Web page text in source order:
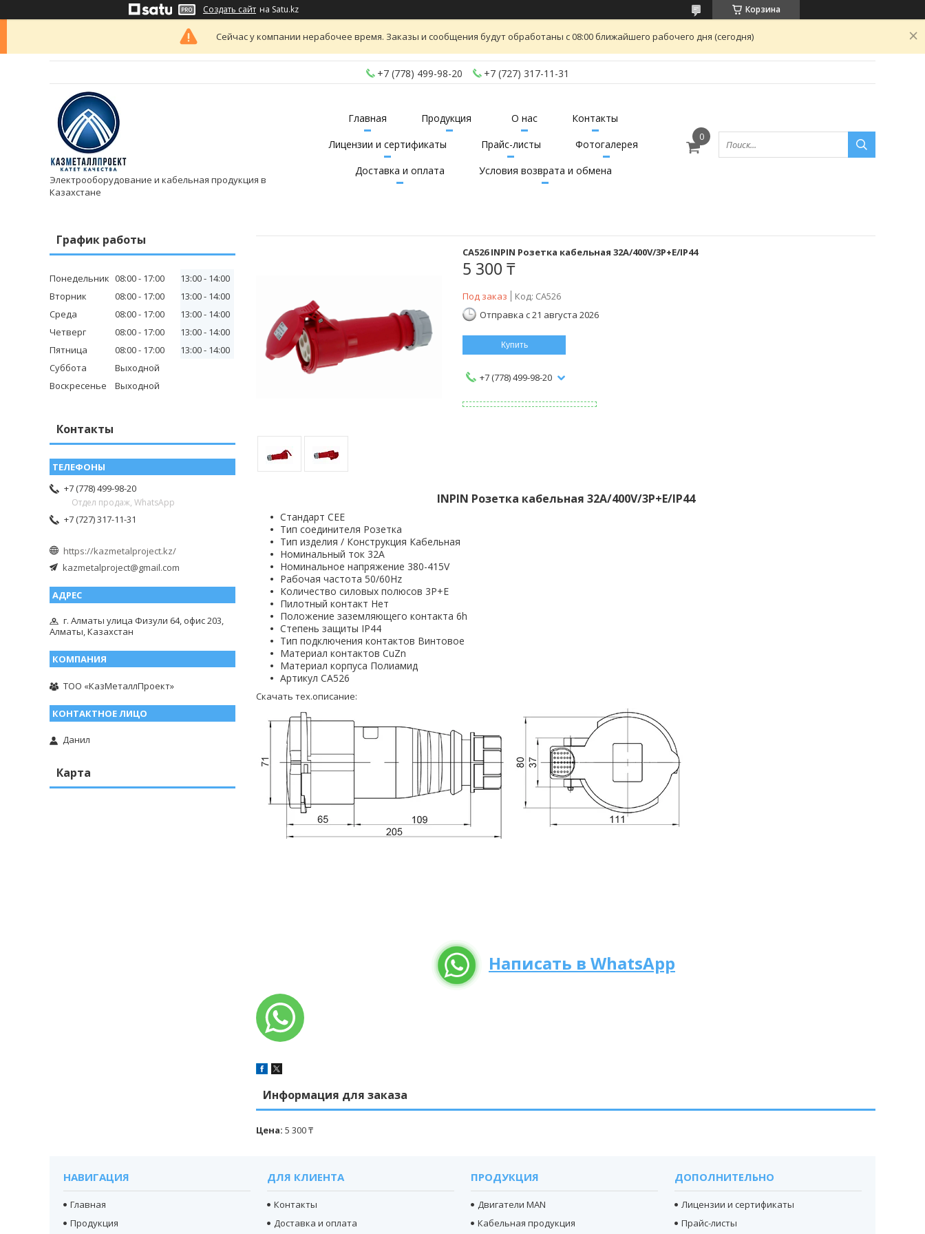
Создать сайт на Satu.kz Корзина
Сейчас у компании нерабочее время. Заказы и сообщения будут обработаны с 08:00 ближайшего рабочего дня (сегодня)
+7 (778) 499-98-20 +7 (727) 317-11-31
Электрооборудование и кабельная продукция в
Казахстане
Главная Продукция О нас
Контакты
Лицензии и сертификаты
Прайс-листы
Фотогалерея
Доставка и оплата
Условия возврата и обмена
CA526 INPIN Розетка кабельная 32A/400V/3P+E/IP44
5 300 ₸
Под заказ Код: CA526
Отправка с 21 августа 2026
Купить
+7 (778) 499-98-20
INPIN Розетка кабельная 32A/400V/3P+E/IP44
Стандарт CEE
Тип соединителя Розетка
Тип изделия / Конструкция Кабельная
Номинальный ток 32A
Номинальное напряжение 380-415V
Рабочая частота 50/60Hz
Количество силовых полюсов 3P+E
Пилотный контакт Нет
Положение заземляющего контакта 6h
Степень защиты IP44
Тип подключения контактов Винтовое
Материал контактов CuZn
Материал корпуса Полиамид
Артикул CA526
Скачать тех.описание:
Написать в WhatsApp
Информация для заказа
Цена: 5 300 ₸
График работы
Понедельник 08:00 17:00 13:00
14:00
Вторник
08:00 17:00 13:00
14:00
Среда
08:00 17:00 13:00
14:00
Четверг
08:00 17:00 13:00
14:00
Пятница
08:00 17:00 13:00
14:00
Суббота
Выходной
Воскресенье
Выходной
Контакты
+7 (778) 499-98-20
Отдел продаж, WhatsApp
+7 (727) 317-11-31
https://kazmetalproject.kz/
kazmetalproject@gmail.com
г. Алматы улица Физули 64, офис 203,
Алматы, Казахстан
ТОО «КазМеталлПроект»
Данил
Карта
НАВИГАЦИЯ
Главная
Продукция
ДЛЯ КЛИЕНТА
Контакты
Доставка и оплата
ПРОДУКЦИЯ
Двигатели MAN
Кабельная продукция
ДОПОЛНИТЕЛЬНО
Лицензии и сертификаты
Прайс-листы